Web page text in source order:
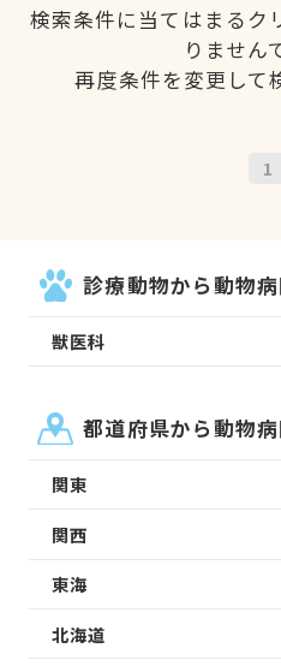
検索条件に当てはまるク
りません
再度条件を変更して
1
診療動物から動物
獣医科
都道府県から動物
関東
関西
東海
北海道